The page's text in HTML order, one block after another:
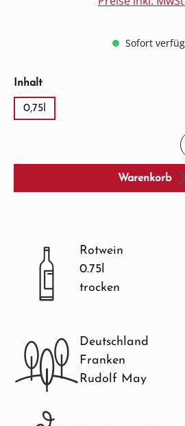
Sofort
Inhaltauswählen
0,75l
Warenkorb
Rotwein
0.75l
trocken
Deutschland
Franken
Rudolf May